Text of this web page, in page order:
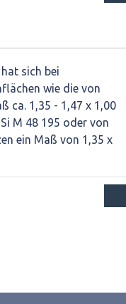
sich bei
wie die von
ca. 1,35 - 1,47 x 1,00
M 48 195 oder von
ein Maß von 1,35 x